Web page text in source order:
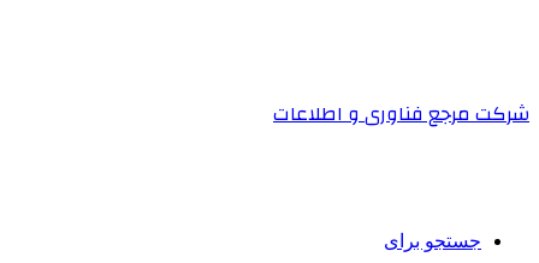
شرکت مرجع فناوری و اطلاعات
جستجو برای